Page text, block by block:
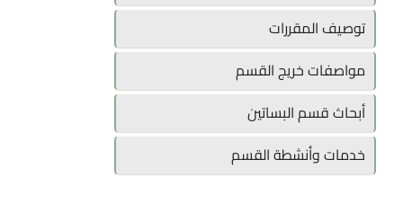
توصيف المقررات
مواصفات خريج القسم
أبحاث قسم البساتين
خدمات وأنشطة القسم